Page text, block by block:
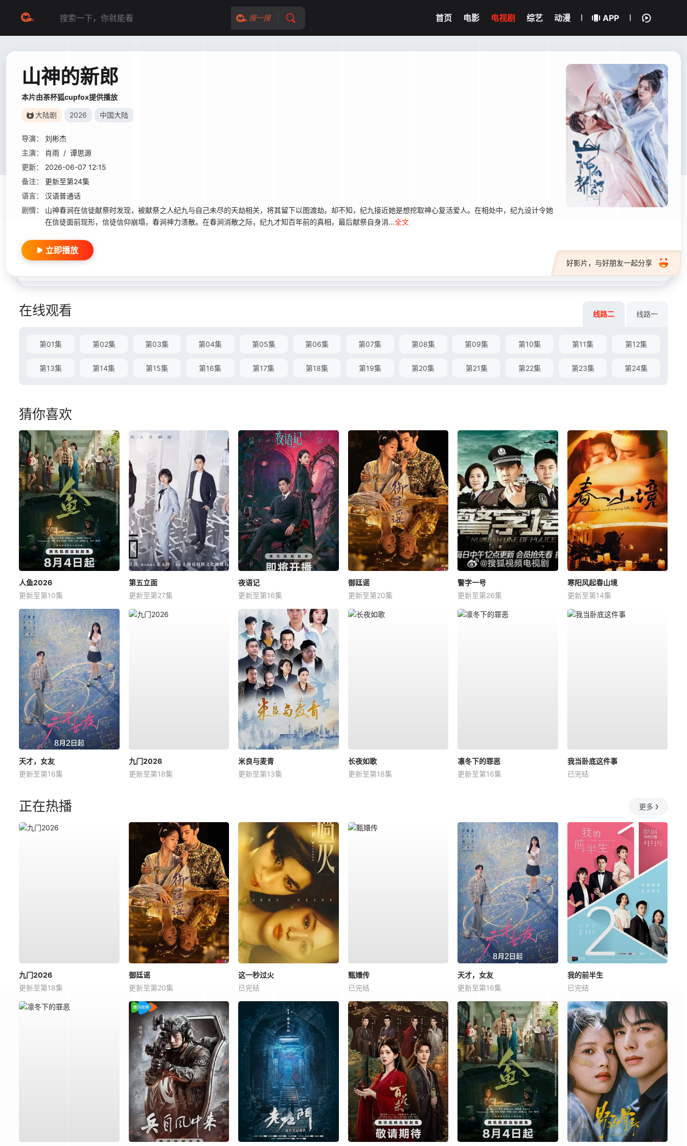
搜一搜 首页 电影 电视剧 综艺 动漫 APP
山神的新郎
本片由茶杯狐cupfox提供播放
大陆剧 2026 中国大陆
导演：
刘彬杰
主演：
肖雨 / 谭思源
更新：
2026-06-07 12:15
备注：
更新至第24集
语言：
汉语普通话
剧情：
山神春涧在信徒献祭时发现，被献祭之人纪九与自己未尽的天劫相关，将其留下以图渡劫。却不知，纪九接近她是想挖取神心复活爱人。在相处中，纪九设计令她
在信徒面前现形，信徒信仰崩塌，春涧神力溃散。在春涧消散之际，纪九才知百年前的真相，最后献祭自身消...全文
好影片，与好朋友一起分享
立即播放
在线观看 线路二 线路一
第01集 第02集 第03集 第04集 第05集 第06集 第07集 第08集 第09集 第10集 第11集 第12集
第13集 第14集 第15集 第16集 第17集 第18集 第19集 第20集 第21集 第22集 第23集 第24集
猜你喜欢
人鱼2026
更新至第10集
第五立面
更新至第27集
夜语记
更新至第16集
御廷谣
更新至第20集
警字一号
更新至第26集
寒阳风起春山境
更新至第14集
天才，女友
更新至第16集
九门2026
更新至第18集
米良与麦青
更新至第13集
长夜如歌
更新至第18集
凛冬下的罪恶
更新至第16集
我当卧底这件事
已完结
正在热播 更多
九门2026
更新至第18集
御廷谣
更新至第20集
这一秒过火
已完结
甄嬛传
已完结
天才，女友
更新至第16集
我的前半生
已完结